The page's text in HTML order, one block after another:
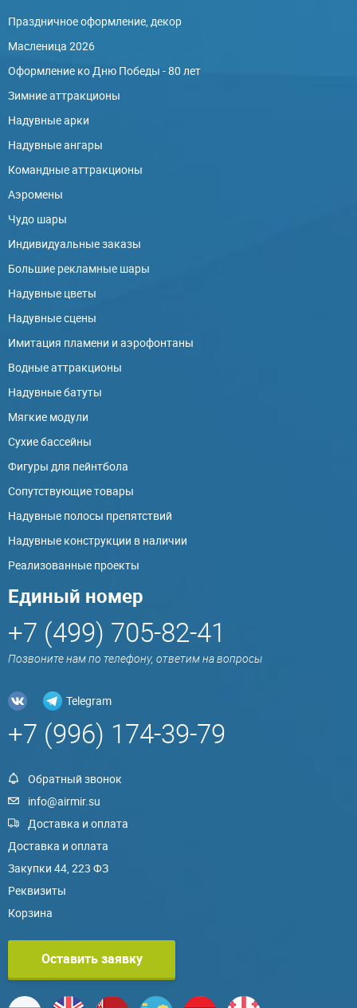
Праздничное оформление, декор
Масленица 2026
Оформление ко Дню Победы - 80 лет
Зимние аттракционы
Надувные арки
Надувные ангары
Командные аттракционы
Аэромены
Чудо шары
Индивидуальные заказы
Большие рекламные шары
Надувные цветы
Надувные сцены
Имитация пламени и аэрофонтаны
Водные аттракционы
Надувные батуты
Мягкие модули
Сухие бассейны
Фигуры для пейнтбола
Сопутствующие товары
Надувные полосы препятствий
Надувные конструкции в наличии
Реализованные проекты
Единый номер
+7 (499) 705-82-41
Позвоните нам по телефону, ответим на вопросы
Telegram
+7 (996) 174-39-79
Обратный звонок
info@airmir.su
Доставка и оплата
Доставка и оплата
Закупки 44, 223 ФЗ
Реквизиты
Корзина
Оставить заявку